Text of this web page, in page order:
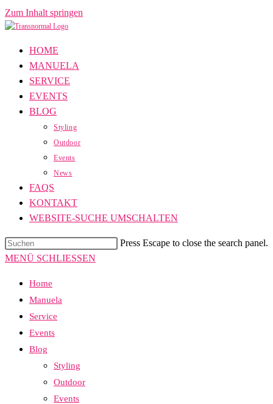
Zum Inhalt springen
HOME
MANUELA
SERVICE
EVENTS
BLOG
Styling
Outdoor
Events
News
FAQS
KONTAKT
WEBSITE-SUCHE UMSCHALTEN
Press Escape to close the search panel.
MENÜ SCHLIESSEN
Home
Manuela
Service
Events
Blog
Styling
Outdoor
Events